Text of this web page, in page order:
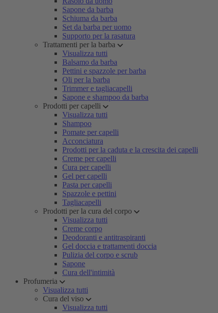
Sapone da barba
Schiuma da barba
Set da barba per uomo
Supporto per la rasatura
Trattamenti per la barba
Visualizza tutti
Balsamo da barba
Pettini e spazzole per barba
Oli per la barba
Trimmer e tagliacapelli
Sapone e shampoo da barba
Prodotti per capelli
Visualizza tutti
Shampoo
Pomate per capelli
Acconciatura
Prodotti per la caduta e la crescita dei capelli
Creme per capelli
Cura per capelli
Gel per capelli
Pasta per capelli
Spazzole e pettini
Tagliacapelli
Prodotti per la cura del corpo
Visualizza tutti
Creme corpo
Deodoranti e antitraspiranti
Gel doccia e trattamenti doccia
Pulizia del corpo e scrub
Sapone
Cura dell'intimità
Profumeria
Visualizza tutti
Cura del viso
Visualizza tutti